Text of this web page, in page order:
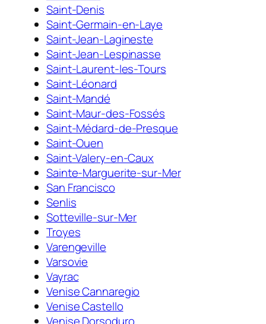
Saint-Denis
Saint-Germain-en-Laye
Saint-Jean-Lagineste
Saint-Jean-Lespinasse
Saint-Laurent-les-Tours
Saint-Léonard
Saint-Mandé
Saint-Maur-des-Fossés
Saint-Médard-de-Presque
Saint-Ouen
Saint-Valery-en-Caux
Sainte-Marguerite-sur-Mer
San Francisco
Senlis
Sotteville-sur-Mer
Troyes
Varengeville
Varsovie
Vayrac
Venise Cannaregio
Venise Castello